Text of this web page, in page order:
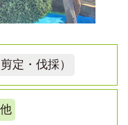
定・伐採）